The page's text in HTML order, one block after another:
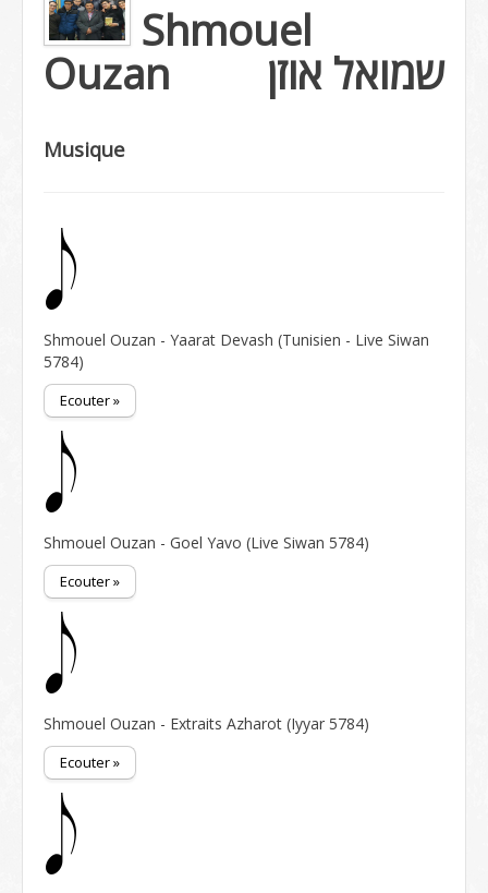
Shmouel
Ouzan שמואל אוזן
Musique
Shmouel Ouzan - Yaarat Devash (Tunisien - Live Siwan
5784)
Ecouter »
Shmouel Ouzan - Goel Yavo (Live Siwan 5784)
Ecouter »
Shmouel Ouzan - Extraits Azharot (Iyyar 5784)
Ecouter »